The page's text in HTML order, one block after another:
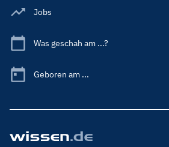
Jobs
Was geschah am ...?
Geboren am ...